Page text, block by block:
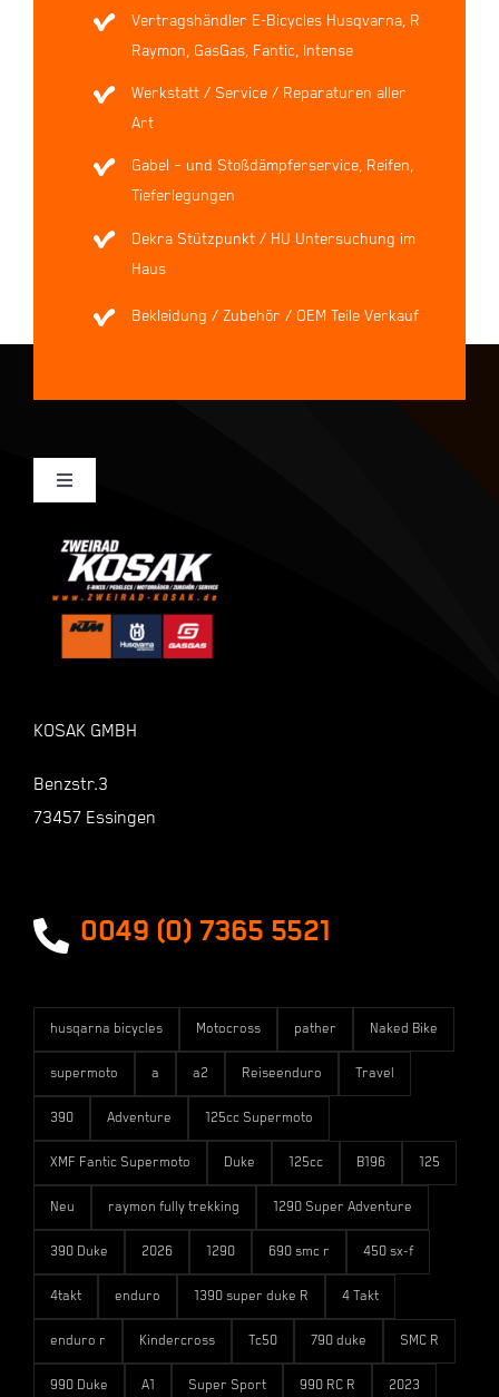
Vertragshändler E-Bicycles Husqvarna, R
Raymon, GasGas, Fantic, Intense
Werkstatt / Service / Reparaturen aller
Art
Gabel – und Stoßdämpferservice, Reifen,
Tieferlegungen
Dekra Stützpunkt / HU Untersuchung im
Haus
Bekleidung / Zubehör / OEM Teile Verkauf
KOSAK GMBH
Benzstr.3
73457 Essingen
0049 (0) 7365 5521
Toggle
Mein Konto
Kasse
husqarna bicycles Motocross pather Naked Bike
supermoto a a2 Reiseenduro Travel
390 Adventure 125cc Supermoto
XMF Fantic Supermoto Duke 125cc B196 125
Neu raymon fully trekking 1290 Super Adventure
390 Duke 2026 1290 690 smc r 450 sx-f
4takt enduro 1390 super duke R 4 Takt
enduro r Kindercross Tc50 790 duke SMC R
990 Duke A1 Super Sport 990 RC R 2023